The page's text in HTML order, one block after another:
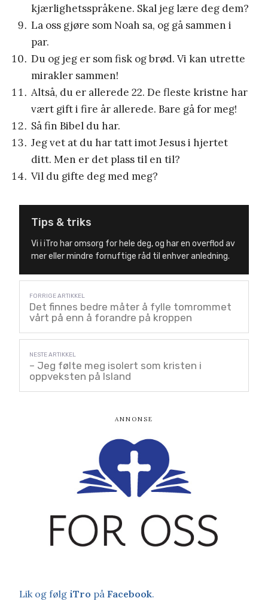
kjærlighetsspråkene. Skal jeg lære deg dem?
La oss gjøre som Noah sa, og gå sammen i
par.
Du og jeg er som fisk og brød. Vi kan utrette
mirakler sammen!
Altså, du er allerede 22. De fleste kristne har
vært gift i fire år allerede. Bare gå for meg!
Så fin Bibel du har.
Jeg vet at du har tatt imot Jesus i hjertet
ditt. Men er det plass til en til?
Vil du gifte deg med meg?
Tips & triks
Vi i iTro har omsorg for hele deg, og har en overflod av
mer eller mindre fornuftige råd til enhver anledning.
Det finnes bedre måter å fylle tomrommet
vårt på enn å forandre på kroppen
– Jeg følte meg isolert som kristen i
oppveksten på Island
Lik og følg iTro på Facebook.